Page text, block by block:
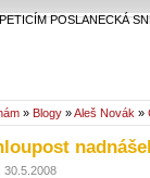
POSLANECKÁ
» Blogy »Aleš Novák »
, 30.5.2008